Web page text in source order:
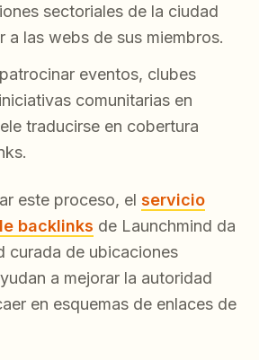
sectoriales de la ciudad
a las webs de sus miembros.
eventos, clubes
comunitarias en
traducirse en cobertura
este proceso, el servicio
backlinks de Launchmind da
curada de ubicaciones
a mejorar la autoridad
en esquemas de enlaces de